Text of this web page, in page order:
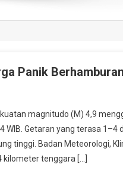
Panik
magnitudo (M) 4,9
Getaran yang terasa
tinggi. Badan Meteorologi,
tenggara […]